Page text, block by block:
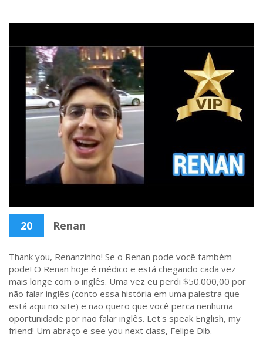
20 Renan
Thank you, Renanzinho! Se o Renan pode você também
pode! O Renan hoje é médico e está chegando cada vez
mais longe com o inglês. Uma vez eu perdi $50.000,00 por
não falar inglês (conto essa história em uma palestra que
está aqui no site) e não quero que você perca nenhuma
oportunidade por não falar inglês. Let's speak English, my
friend! Um abraço e see you next class, Felipe Dib.